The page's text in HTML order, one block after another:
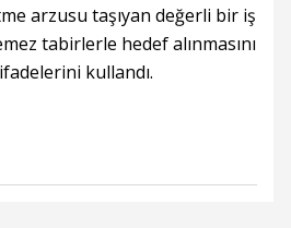
arzusu taşıyan değerli bir iş
tabirlerle hedef alınmasını
kullandı.